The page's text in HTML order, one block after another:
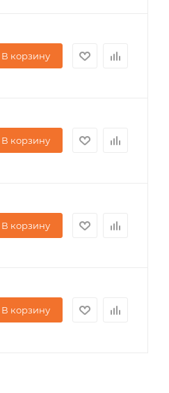
В корзину
В корзину
В корзину
В корзину